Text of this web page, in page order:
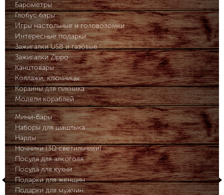
Барометры
Глобус бары
Игры настольные и головоломки
Интересные подарки
Зажигалки USB и газовые
Зажигалки Zippo
Канцтовары
Коллажи, ключницы
Корзины для пикника
Модели кораблей
Мини-бары
Наборы для шашлыка
Нарды
Ночники (3D светильники)
Посуда для алкоголя
Посуда для кухни
Подарки для женщин
Подарки для мужчин